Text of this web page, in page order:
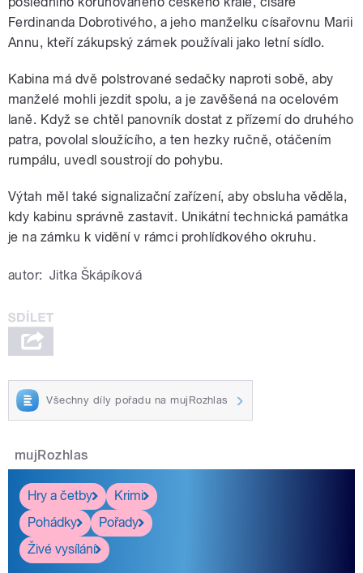
Ferdinanda Dobrotivého, a jeho manželku císařovnu Marii
Annu, kteří zákupský zámek používali jako letní sídlo.
Kabina má dvě polstrované sedačky naproti sobě, aby
manželé mohli jezdit spolu, a je zavěšená na ocelovém
laně. Když se chtěl panovník dostat z přízemí do druhého
patra, povolal sloužícího, a ten hezky ručně, otáčením
rumpálu, uvedl soustrojí do pohybu.
Výtah měl také signalizační zařízení, aby obsluha věděla,
kdy kabinu správně zastavit. Unikátní technická památka
je na zámku k vidění v rámci prohlídkového okruhu.
autor: Jitka Škápíková
Všechny díly pořadu na mujRozhlas
mujRozhlas
Hry a četby
Krimi
Pohádky
Pořady
Živé vysílání